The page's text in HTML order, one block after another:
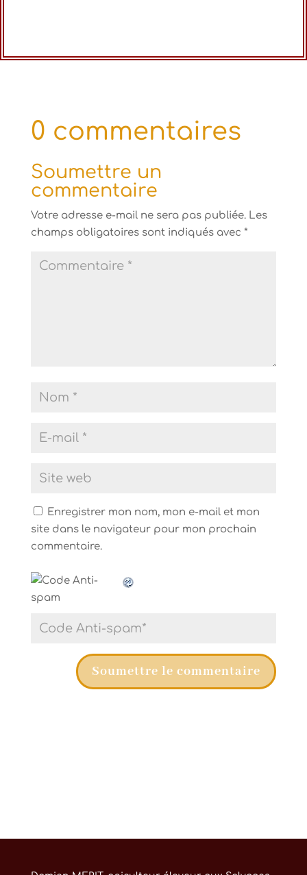
0 commentaires
Soumettre un
commentaire
Votre adresse e-mail ne sera pas publiée. Les
champs obligatoires sont indiqués avec *
Enregistrer mon nom, mon e-mail et mon
site dans le navigateur pour mon prochain
commentaire.
Soumettre le commentaire